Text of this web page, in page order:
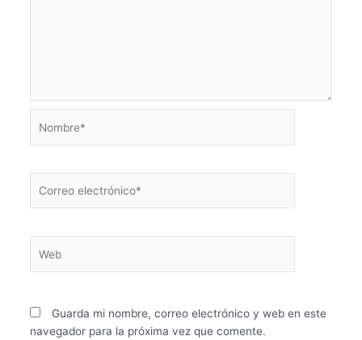
electrónico*
Guarda mi nombre, correo electrónico y web en este
navegador para la próxima vez que comente.